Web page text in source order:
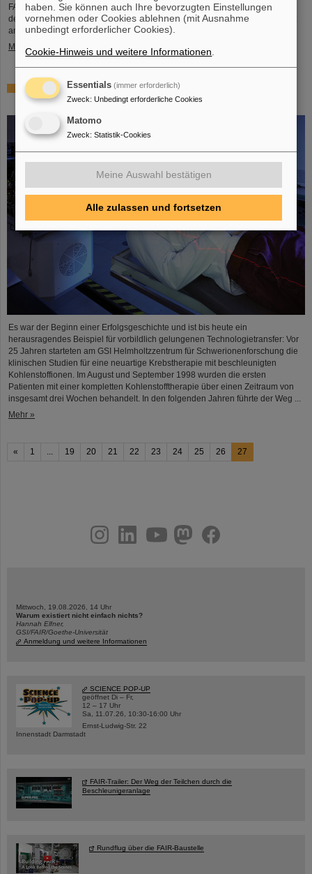
FAIR und GSI trauern um einen herausragenden Wissenschaftler und einen
der Wegbereiter für das FAIR-Projekt. Der indische Physiker Bikash Sinha ist
am 11. August im Alter von 78 Jahren von uns gegangen.
Mehr »
25 Jahre Tumortherapie: Präzise Waffen im Kampf gegen
den Krebs
Es war der Beginn einer Erfolgsgeschichte und ist bis heute ein
herausragendes Beispiel für vorbildlich gelungenen Technologietransfer: Vor
25 Jahren starteten am GSI Helmholtzzentrum für Schwerionenforschung die
klinischen Studien für eine neuartige Krebstherapie mit beschleunigten
Kohlenstoffionen. Im August und September 1998 wurden die ersten
Patienten mit einer kompletten Kohlenstofftherapie über einen Zeitraum von
insgesamt drei Wochen behandelt. In den folgenden Jahren führte der Weg ...
Mehr »
« 1 19 20 21 22 23 24 25 26 27
youtubehelmholtz.socialfacebook
Mittwoch, 19.08.2026, 14 Uhr
Warum existiert nicht einfach nichts?
Hannah Elfner,
GSI/FAIR/Goethe-Universität
Anmeldung und weitere Informationen
SCIENCE POP-UP
geöffnet Di – Fr,
12 – 17 Uhr
Sa, 11.07.26, 10:30-16:00 Uhr
Ernst-Ludwig-Str. 22
Innenstadt Darmstadt
FAIR-Trailer: Der Weg der Teilchen durch die
Beschleunigeranlage
Rundflug über die FAIR-Baustelle
haben. Sie können auch Ihre bevorzugten Einstellungen
vornehmen oder Cookies ablehnen (mit Ausnahme
unbedingt erforderlicher Cookies).
Cookie-Hinweis und weitere Informationen
Essentials (immer erforderlich)
Zweck: Unbedingt erforderliche Cookies
Matomo
Zweck: Statistik-Cookies
Meine Auswahl bestätigen
Alle zulassen und fortsetzen